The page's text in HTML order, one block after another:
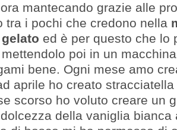
mantecando grazie alle
tra i pochi che credono nella
ed è per questo che lo
poi in un
bene. Ogni mese amo
aprile ho creato
scorso ho voluto creare un
della vaniglia bianca